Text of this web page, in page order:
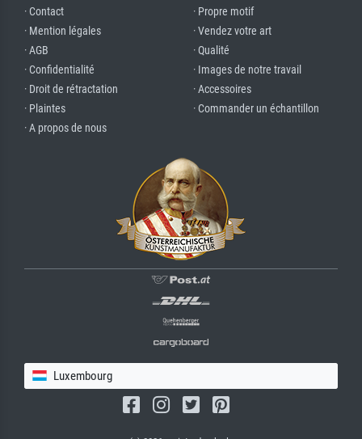
· Contact
· Mention légales
· AGB
· Confidentialité
· Droit de rétractation
· Plaintes
· A propos de nous
· Propre motif
· Vendez votre art
· Qualité
· Images de notre travail
· Accessoires
· Commander un échantillon
Luxembourg